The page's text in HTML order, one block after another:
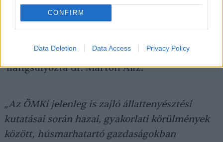
CONFIRM
Data Deletion Data Access Privacy Policy
kulcsfontosságú a felkészülés és a célzott
beavatkozás, a digitális technológiák pedig
felismerésére és az azonnali beavatkozásra” –
hangsúlyozta dr. Márton Aliz.
„Az ÖMKi jelenleg is zajló állattenyésztési
kutatásai során hazai, gyakorlati körülmények
között, húsmarhatartó gazdaságokban